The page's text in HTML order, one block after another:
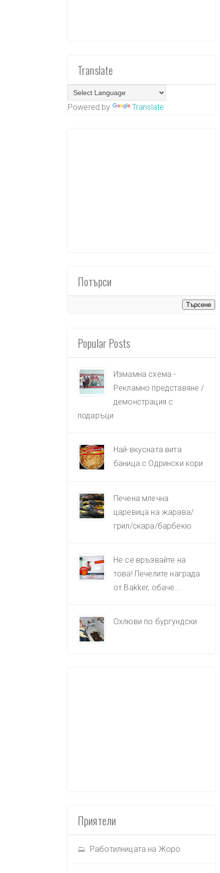
Translate
Powered by Translate
Потърси
Popular Posts
Измамна схема -
Рекламно представяне /
демонстрация с
подаръци
Най-вкусната вита
баница с Одрински кори
Печена млечна
царевица на жарава/
грил/скара/барбекю
Не се връзвайте на
това! Печелите награда
от Bakker, обаче...
Охлюви по бургундски
Приятели
Работилницата на Жоро